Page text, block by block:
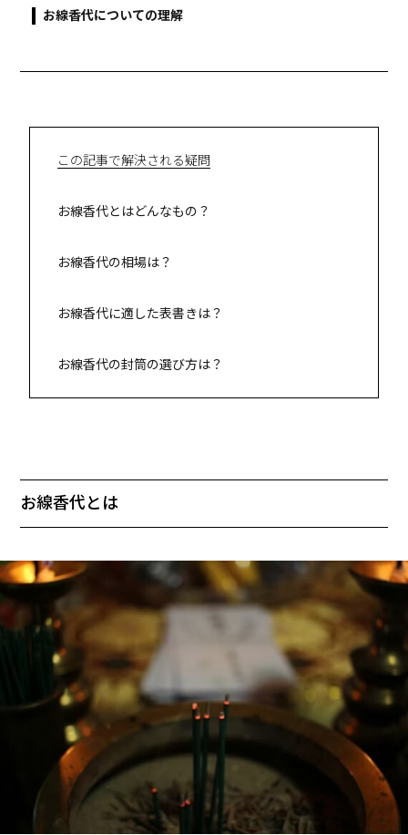
お線香代についての理解
この記事で解決される疑問
お線香代とはどんなもの？
お線香代の相場は？
お線香代に適した表書きは？
お線香代の封筒の選び方は？
お線香代とは